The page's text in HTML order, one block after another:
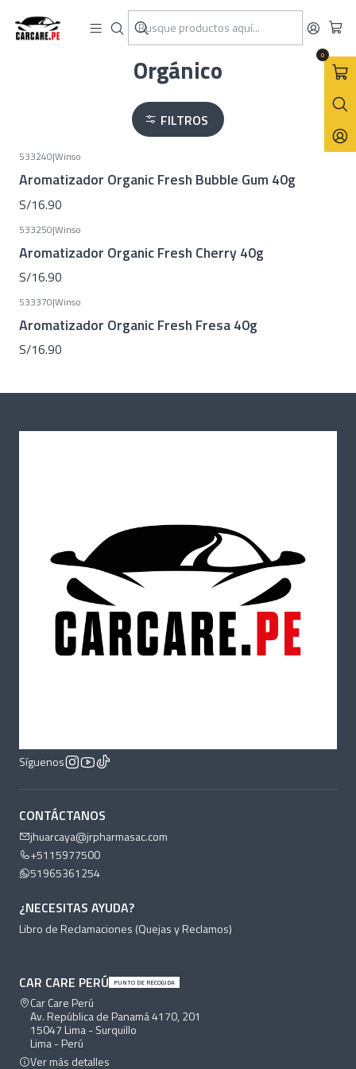
0
Inicio Aromatizadores Orgánico
Orgánico
FILTROS
533240|Winso
Aromatizador Organic Fresh Bubble Gum 40g
S/16.90
533250|Winso
Aromatizador Organic Fresh Cherry 40g
S/16.90
533370|Winso
Aromatizador Organic Fresh Fresa 40g
S/16.90
Síguenos
CONTÁCTANOS
jhuarcaya@jrpharmasac.com
+5115977500
51965361254
¿NECESITAS AYUDA?
Libro de Reclamaciones (Quejas y Reclamos)
CAR CARE PERÚ PUNTO DE RECOGIDA
Car Care Perú
Av. República de Panamá 4170, 201
15047 Lima - Surquillo
Lima - Perú
Ver más detalles